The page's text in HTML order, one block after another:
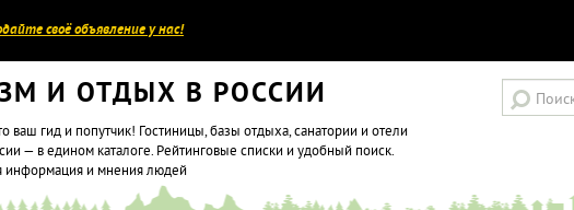
своё объявление у нас!
И ОТДЫХ В РОССИИ
ваш гид и попутчик! Гостиницы, базы отдыха, санатории и отели
— в едином каталоге. Рейтинговые списки и удобный поиск.
информация и мнения людей